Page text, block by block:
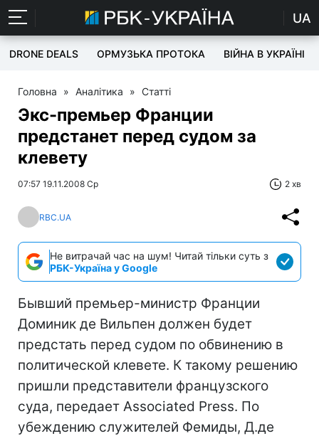
UA
DRONE DEALS ОРМУЗЬКА ПРОТОКА ВІЙНА В УКРАЇНІ
Головна » Аналітика » Статті
Экс-премьер Франции
предстанет перед судом за
клевету
07:57 19.11.2008 Ср 2 хв
RBC.UA
Не витрачай час на шум! Читай тільки суть з
РБК-Україна у Google
Бывший премьер-министр Франции
Доминик де Вильпен должен будет
предстать перед судом по обвинению в
политической клевете. К такому решению
пришли представители французского
суда, передает Associated Press. По
убеждению служителей Фемиды, Д.де